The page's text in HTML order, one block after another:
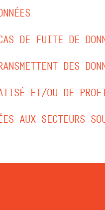
DE FUITE DE
DES
ET/OU DE
AUX SECTEURS